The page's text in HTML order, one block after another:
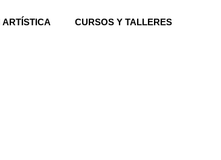
ARTÍSTICA CURSOS Y TALLERES